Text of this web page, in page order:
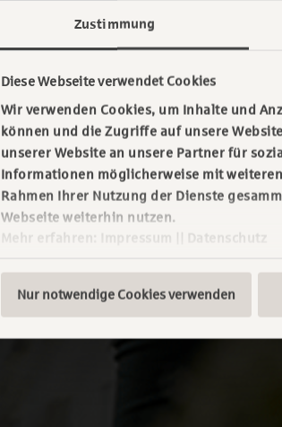
Zustimmung
Diese Webseite verwendet Cookies
Wir verwenden Cookies, um Inhalte und
können und die Zugriffe auf unsere
unserer Website an unsere Partner für
Informationen möglicherweise mit
Rahmen Ihrer Nutzung der Dienste
Webseite weiterhin nutzen.
Mehr erfahren:
Impressum Datenschutz
Nur notwendige Cookies verwenden